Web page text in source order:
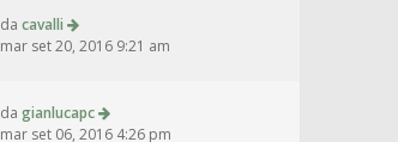
da cavalli
mar set 20, 2016 9:21 am
da gianlucapc
mar set 06, 2016 4:26 pm